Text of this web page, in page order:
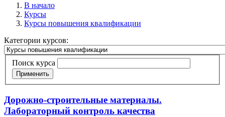
В начало
Курсы
Курсы повышения квалификации
Категории курсов:
Поиск курса
Применить
Дорожно-строительные материалы.
Лабораторный контроль качества